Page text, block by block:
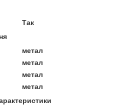
Так
метал
метал
метал
метал